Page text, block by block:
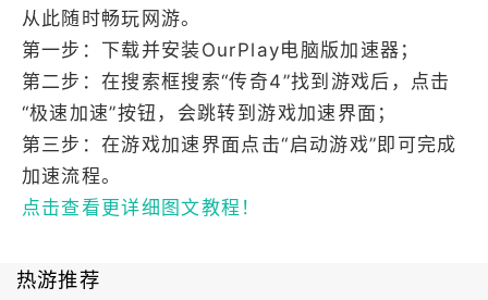
从此随时畅玩网游。
第一步：下载并安装OurPlay电脑版加速器；
第二步：在搜索框搜索“传奇4”找到游戏后，点击
“极速加速”按钮，会跳转到游戏加速界面；
第三步：在游戏加速界面点击“启动游戏”即可完成
加速流程。
点击查看更详细图文教程！
热游推荐